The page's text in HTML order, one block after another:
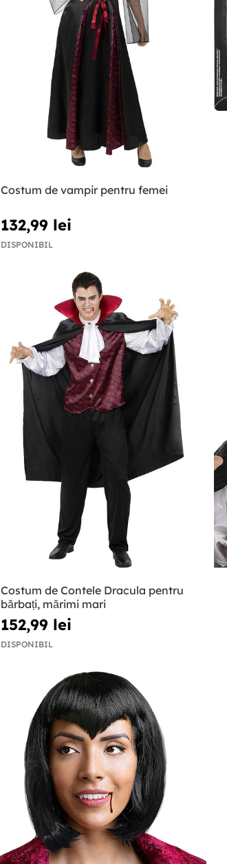
Costum de vampir pentru femei
132,99 lei
DISPONIBIL
Costum de Contele Dracula pentru
bărbați, mărimi mari
152,99 lei
DISPONIBIL